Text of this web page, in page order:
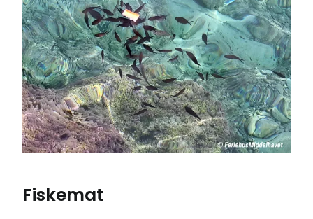
Fiskemat